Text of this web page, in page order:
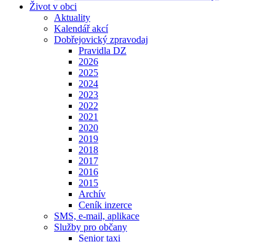
Život v obci
Aktuality
Kalendář akcí
Dobřejovický zpravodaj
Pravidla DZ
2026
2025
2024
2023
2022
2021
2020
2019
2018
2017
2016
2015
Archív
Ceník inzerce
SMS, e-mail, aplikace
Služby pro občany
Senior taxi